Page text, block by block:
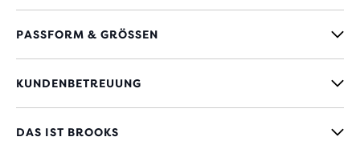
PASSFORM & GRÖSSEN
KUNDENBETREUUNG
DAS IST BROOKS